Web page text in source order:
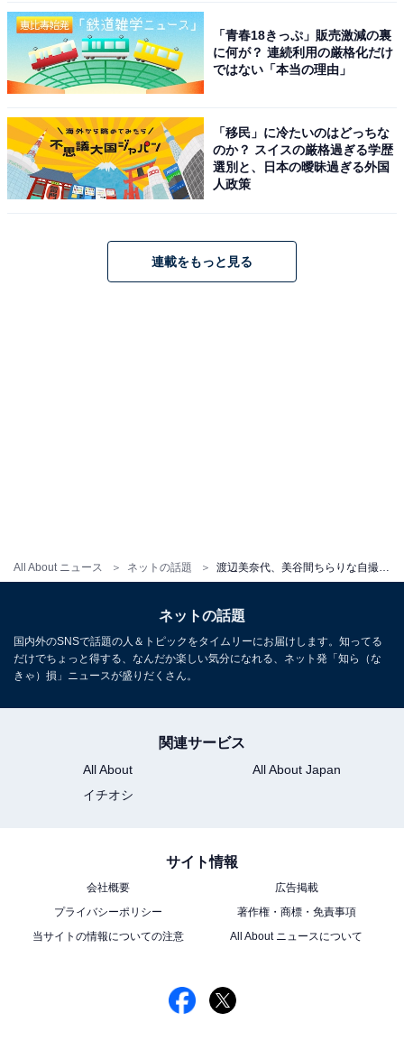
All About ニュース ネットの話題 渡辺美奈代、美谷間ちらりな自撮りショットに「ayuだ」「浜崎あゆみさんかと」と大反響！
「青春18きっぷ」販売激減の裏
に何が？ 連続利用の厳格化だけ
ではない「本当の理由」
「移民」に冷たいのはどっちな
のか？ スイスの厳格過ぎる学歴
選別と、日本の曖昧過ぎる外国
人政策
連載をもっと見る
ネットの話題
国内外のSNSで話題の人＆トピックをタイムリーにお届けします。知ってる
だけでちょっと得する、なんだか楽しい気分になれる、ネット発「知ら（な
きゃ）損」ニュースが盛りだくさん。
関連サービス
All About
All About Japan
イチオシ
サイト情報
会社概要
広告掲載
プライバシーポリシー
著作権・商標・免責事項
当サイトの情報についての注意
All About ニュースについて